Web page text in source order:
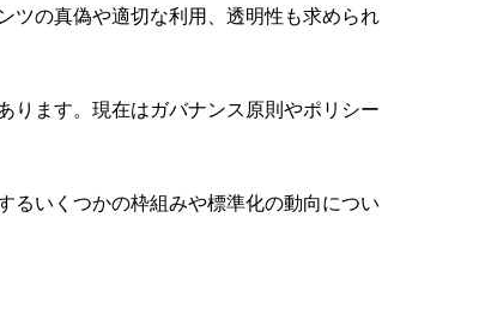
ツの真偽や適切な利用、透明性も求められ
ります。現在はガバナンス原則やポリシー
るいくつかの枠組みや標準化の動向につい